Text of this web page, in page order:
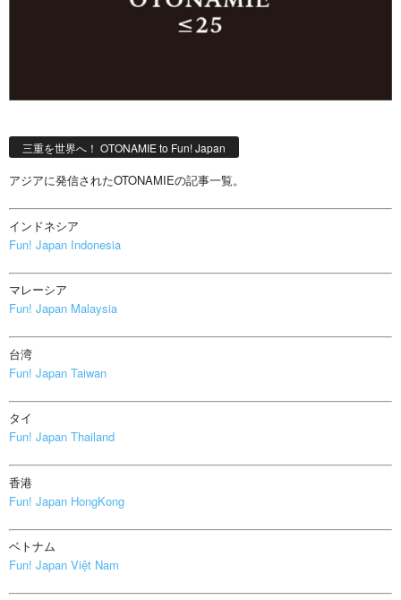
三重を世界へ！ OTONAMIE to Fun! Japan
アジアに発信されたOTONAMIEの記事一覧。
インドネシア
Fun! Japan Indonesia
マレーシア
Fun! Japan Malaysia
台湾
Fun! Japan Taiwan
タイ
Fun! Japan Thailand
香港
Fun! Japan HongKong
ベトナム
Fun! Japan Việt Nam